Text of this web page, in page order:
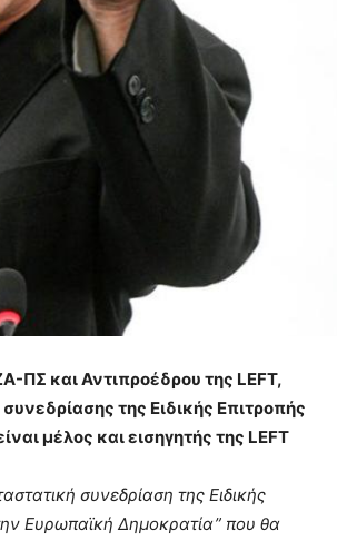
ΠΣ και Αντιπροέδρου της LEFT,
της Ειδικής Επιτροπής
μέλος και εισηγητής της LEFT
συνεδρίαση της Ειδικής
Ευρωπαϊκή Δημοκρατία” που θα